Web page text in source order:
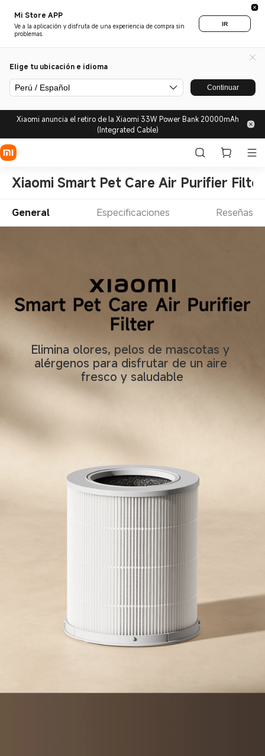
Mi Store APP
Ve a la aplicación y disfruta de una experiencia de compra sin
problemas.
IR
Elige tu ubicación e idioma
Perú / Español Continuar
Xiaomi anuncia el retiro de la Xiaomi 33W Power Bank 20000mAh
(Integrated Cable)
Xiaomi Smart Pet Care Air Purifier Filter
General Especificaciones Reseñas
Elimina olores, pelos de mascotas y
alérgenos para disfrutar de un aire
fresco y saludable